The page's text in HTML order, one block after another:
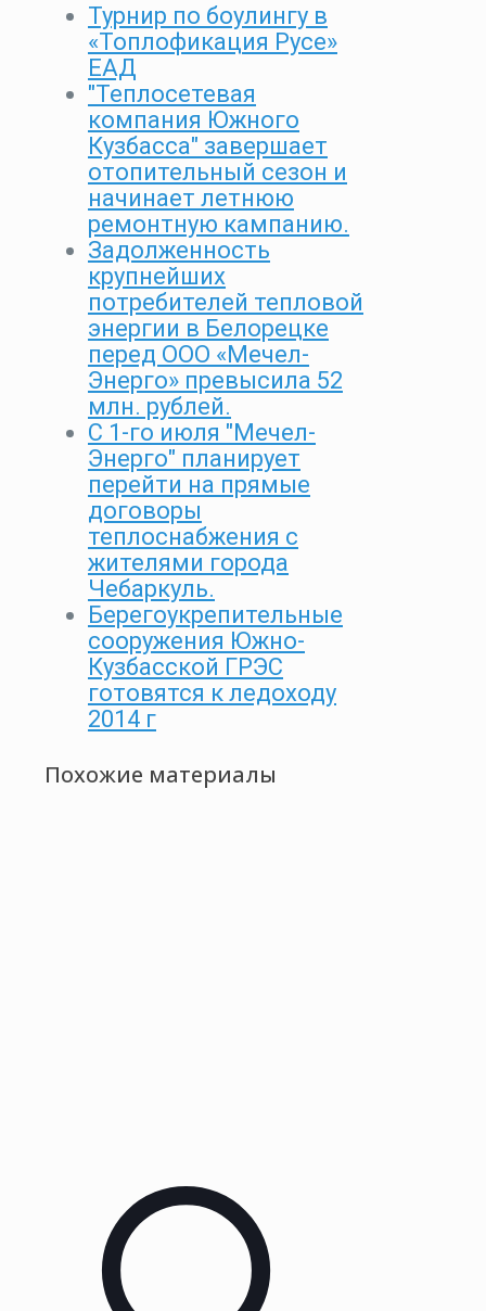
Турнир по боулингу в
«Топлофикация Русе»
ЕАД
"Теплосетевая
компания Южного
Кузбасса" завершает
отопительный сезон и
начинает летнюю
ремонтную кампанию.
Задолженность
крупнейших
потребителей тепловой
энергии в Белорецке
перед ООО «Мечел-
Энерго» превысила 52
млн. рублей.
C 1-го июля "Мечел-
Энерго" планирует
перейти на прямые
договоры
теплоснабжения с
жителями города
Чебаркуль.
Берегоукрепительные
сооружения Южно-
Кузбасской ГРЭС
готовятся к ледоходу
2014 г
Похожие материалы